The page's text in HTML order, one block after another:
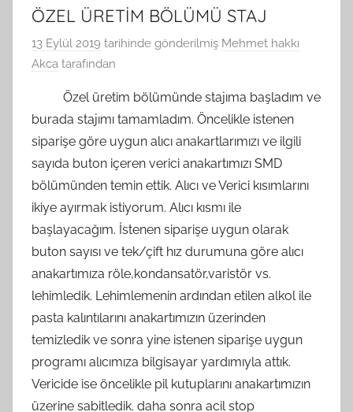
ÖZEL ÜRETİM BÖLÜMÜ STAJ
13 Eylül 2019 tarihinde gönderilmiş Mehmet hakkı
Akca tarafından
Özel üretim bölümünde stajıma başladım ve
burada stajımı tamamladım. Öncelikle istenen
siparişe göre uygun alıcı anakartlarımızı ve ilgili
sayıda buton içeren verici anakartımızı SMD
bölümünden temin ettik. Alıcı ve Verici kısımlarını
ikiye ayırmak istiyorum. Alıcı kısmı ile
başlayacağım. İstenen siparişe uygun olarak
buton sayısı ve tek/çift hız durumuna göre alıcı
anakartımıza röle,kondansatör,varistör vs.
lehimledik. Lehimlemenin ardından etilen alkol ile
pasta kalıntılarını anakartımızın üzerinden
temizledik ve sonra yine istenen siparişe uygun
programı alıcımıza bilgisayar yardımıyla attık.
Vericide ise öncelikle pil kutuplarını anakartımızın
üzerine sabitledik. daha sonra acil stop